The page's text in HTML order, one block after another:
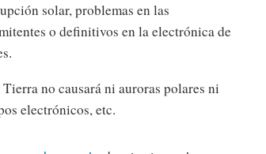
solar, problemas en las
o definitivos en la electrónica de
no causará ni auroras polares ni
electrónicos, etc.